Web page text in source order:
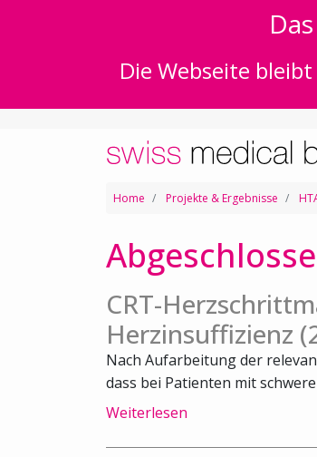
Die Webseite
Home Projekte & Ergebnisse
CRT-
Herzinsuffizienz
Nach Aufarbeitung der
dass bei Patienten mit
Weiterlesen